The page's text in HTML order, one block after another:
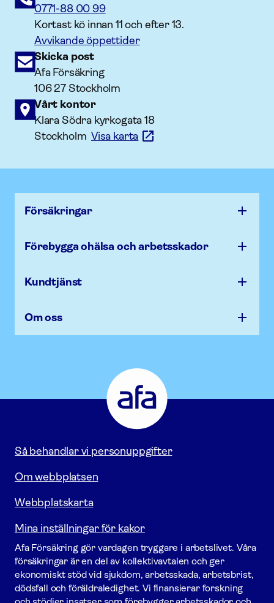
0771-88 00 99
Kortast kö innan 11 och efter 13.
Avvikande öppettider
Skicka post
Afa Försäkring
106 27 Stockholm
Vårt kontor
Klara Södra kyrkogata 18
StockholmVisa karta
Försäk­ringar
Förebygga ohälsa och arbets­skador
Kundtjänst
Om oss
Försäkring
Gå
till
startsidan
Så behandlar vi personuppgifter
Om webbplatsen
Webbplatskarta
Mina inställningar för kakor
Afa För­säkring gör vardagen tryggare i arbetslivet. Våra
försäk­ringar är en del av kollektivavtalen och ger
ekonomiskt stöd vid sjukdom, arbetsskada, arbetsbrist,
dödsfall och föräldraledighet. Vi finansierar forskning